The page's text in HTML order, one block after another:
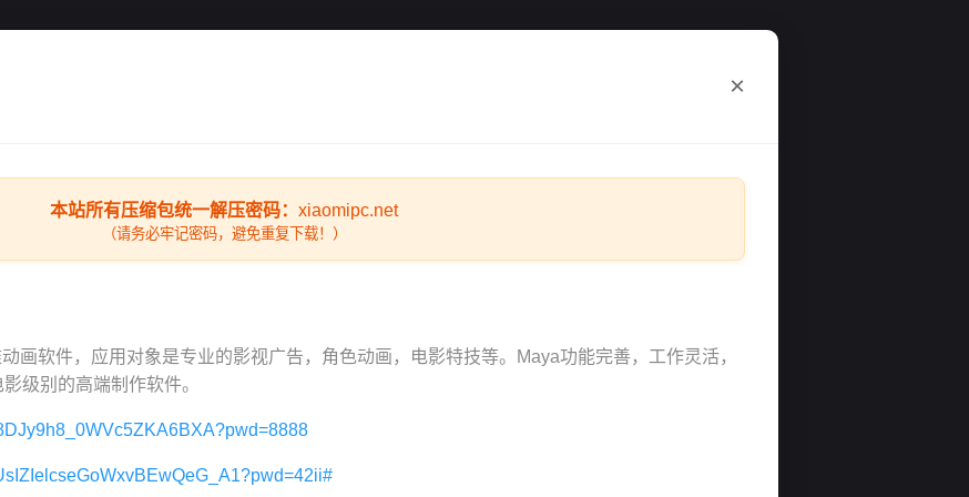
×
本站所有压缩包统一解压密码： xiaomipc.net
（请务必牢记密码，避免重复下载！）
画软件，应用对象是专业的影视广告，角色动画，电影特技等。Maya功能完善，工作灵活，
级别的高端制作软件。